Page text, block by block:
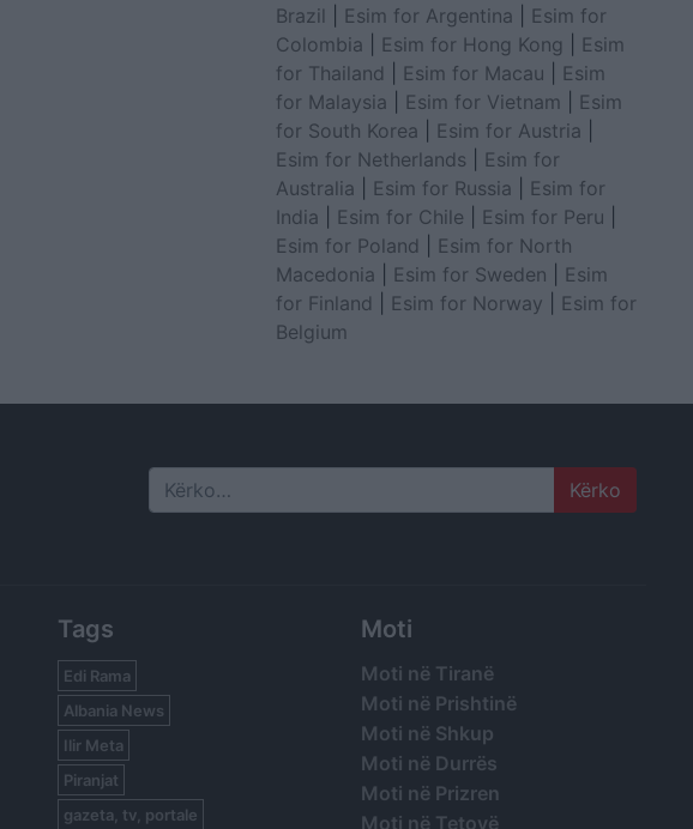
Brazil
Esim for Argentina
Esim for
Colombia
Esim for Hong Kong
Esim
for Thailand
Esim for Macau
Esim
for Malaysia
Esim for Vietnam
Esim
for South Korea
Esim for Austria
Esim for Netherlands
Esim for
Australia
Esim for Russia
Esim for
India
Esim for Chile Esim for Peru
Esim for Poland
Esim for North
Macedonia
Esim for Sweden
Esim
for Finland
Esim for Norway
Esim for
Belgium
Search
Tags
Edi Rama
Albania News
Ilir Meta
Piranjat
gazeta, tv, portale
Moti
Moti në Tiranë
Moti në Prishtinë
Moti në Shkup
Moti në Durrës
Moti në Prizren
Moti në Tetovë